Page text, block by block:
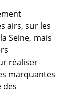
airs, sur les
Seine, mais
réaliser
marquantes
des